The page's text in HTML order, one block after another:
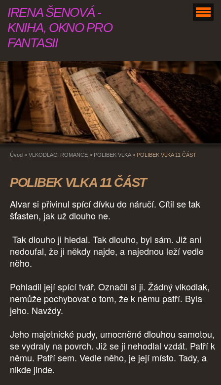
IRENA ŠENOVÁ -
KNIHA, OKNO PRO
FANTASII
Úvod » VLKODLACI ROMANCE » POLIBEK VLKA» POLIBEK VLKA 11 ČÁST
POLIBEK VLKA 11 ČÁST
Alvar si přivinul spící dívku do náručí. Cítil se tak
šťasten, jak už dlouho ne.
Tak dlouho ji hledal. Tak dlouho, byl sám. Již ani
nedoufal, že ji někdy najde, a najednou leží vedle
něho.
Pohladil její spící tvář. Označil si ji. Žádný vlkodlak,
nemůže pochybovat o tom, že k němu patří. Byla
jeho. Navždy.
Jeho majetnické pudy, umocněné dlouhou samotou,
se vydraly na povrch. Již se ji nehodlal vzdát. Patří k
němu. Patří sem. Vedle něho, je její místo. Tady, a
nikde jinde.